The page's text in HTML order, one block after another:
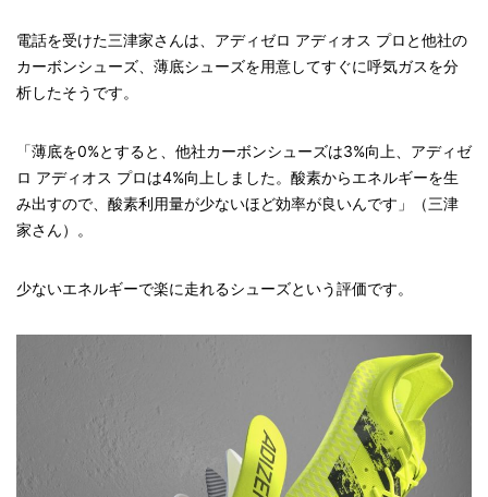
電話を受けた三津家さんは、アディゼロ アディオス プロと他社の
カーボンシューズ、薄底シューズを用意してすぐに呼気ガスを分
析したそうです。
「薄底を0%とすると、他社カーボンシューズは3%向上、アディゼ
ロ アディオス プロは4%向上しました。酸素からエネルギーを生
み出すので、酸素利用量が少ないほど効率が良いんです」（三津
家さん）。
少ないエネルギーで楽に走れるシューズという評価です。